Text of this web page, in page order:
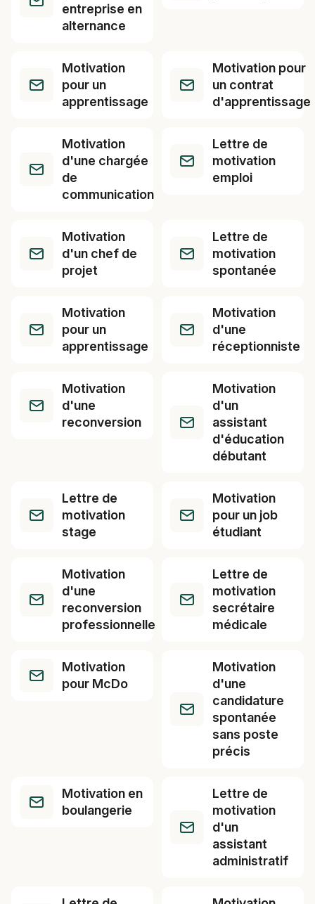
entreprise en
alternance
Motivation
pour un
apprentissage
Motivation pour
un contrat
d'apprentissage
Motivation
d'une chargée
de
communication
Lettre de
motivation
emploi
Motivation
d'un chef de
projet
Lettre de
motivation
spontanée
Motivation
pour un
apprentissage
Motivation
d'une
réceptionniste
Motivation
d'une
reconversion
Motivation
d'un
assistant
d'éducation
débutant
Lettre de
motivation
stage
Motivation
pour un job
étudiant
Motivation
d'une
reconversion
professionnelle
Lettre de
motivation
secrétaire
médicale
Motivation
pour McDo
Motivation
d'une
candidature
spontanée
sans poste
précis
Motivation en
boulangerie
Lettre de
motivation
d'un
assistant
administratif